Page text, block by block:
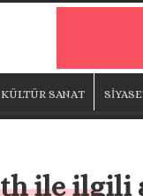
KÜLTÜR SANAT
ile ilgili